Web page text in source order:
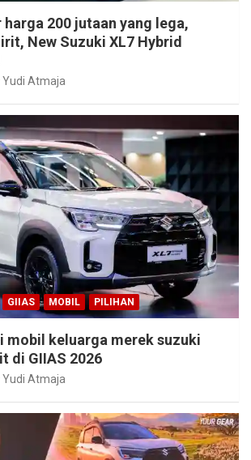
harga 200 jutaan yang lega,
New Suzuki XL7 Hybrid
Yudi Atmaja
GIIAS MOBIL PILIHAN
mobil keluarga merek suzuki
di GIIAS 2026
Yudi Atmaja